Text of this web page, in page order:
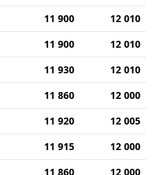
11 900
12 010
11 900
12 010
11 930
12 010
11 860
12 000
11 920
12 005
11 915
12 000
11 860
12 000